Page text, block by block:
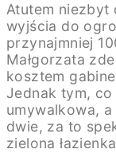
Atutem niezbyt
wyjścia do
przynajmniej
Małgorzata
kosztem
Jednak tym,
umywalkowa, a
dwie, za to
zielona